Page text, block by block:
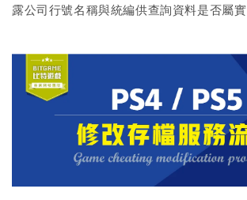
露公司行號名稱與統編供查詢資料是否屬實